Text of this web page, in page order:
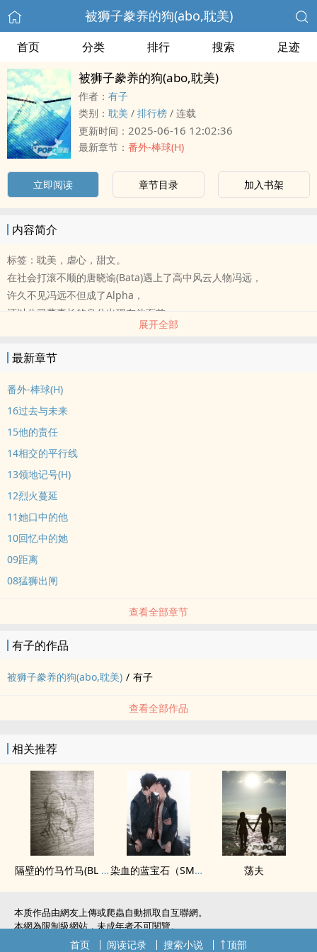
被狮子豢养的狗(abo,‍‍耽‎‌‍美‎)
首页 分类 排行 搜索 足迹
被狮子豢养的狗(abo,‍‍耽‎‌‍美‎)
作者： 有子
类别： ‍‍耽‎‌‍美‎ / 排行榜 / 连载
更新时间： 2025-06-16 12:02:36
最新章节： 番外-棒球(H)
立即阅读 章节目录 加入书架
内容简介
标签：‍‍耽‎‌‍美‎，虐心，甜文。
在社会打滚不顺的唐晓谕(Bata)遇上了高中风云人物冯远，
许久不见冯远不但成了Alpha，
还以公司董事长的身分出现在他面前，
相遇后唐晓谕拆穿冯远笑脸迎人的面具，
明明毫无交集，狮子却拼命的缠着他不放，
大口咬上唐晓谕的肩颈，昭告众人：你是我的。
‍‌‍腹‎黑‌Alpha对上火爆Bata，
有肉有甜头，每晚八点更新*･:≡( ε:)
*abo世界观涉及‎‌‍男‎‌男‎‌生子等设定，不适者请慎入
展开全部
最新章节
番外-棒球(H)
16过去与未来
15他的责任
14相交的平行线
13领地记号(H)
12烈火蔓延
11她口中的他
10回忆中的她
09距离
08猛狮出闸
查看全部章节
有子的作品
被狮子豢养的狗(abo,‍‍耽‎‌‍美‎) / 有子
查看全部作品
相关推荐
隔壁的竹马竹马(BL 肉，慎入） 染血的蓝宝石（SM，‍调‎‍教‍‌，‎‌高‌H‌，虐恋，年下） 荡夫
本质作品由網友上傳或爬蟲自動抓取自互聯網。
本網為限制級網站，未成年者不可閱覽。
如無意中侵犯了您的權利，敬請聯系我們。
首页 阅读记录 搜索小说 顶部